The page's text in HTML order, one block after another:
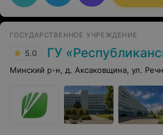
ГОСУДАРСТВЕННОЕ УЧРЕЖДЕНИЕ
5.0 ГУ «Республиканский научно-практический центр
Минский р-н, д. Аксаковщина, ул.